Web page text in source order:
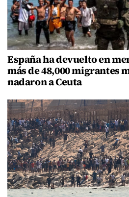
España ha devuelto en
más de 48,000 migrantes
nadaron a Ceuta